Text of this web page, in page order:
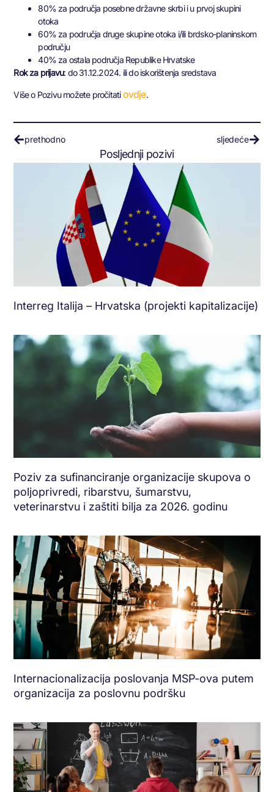
80% za područja posebne državne skrbi i u prvoj skupini
otoka
60% za područja druge skupine otoka i/ili brdsko-planinskom
području
40% za ostala područja Republike Hrvatske
Rok za prijavu: do 31.12.2024. ili do iskorištenja sredstava
Više o Pozivu možete pročitatiovdje.
prethodno sljedeće
Posljednji pozivi
Interreg Italija – Hrvatska (projekti kapitalizacije)
Poziv za sufinanciranje organizacije skupova o
poljoprivredi, ribarstvu, šumarstvu,
veterinarstvu i zaštiti bilja za 2026. godinu
Internacionalizacija poslovanja MSP-ova putem
organizacija za poslovnu podršku